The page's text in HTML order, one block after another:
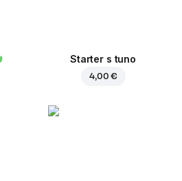
Starter s tuno
4,00 €